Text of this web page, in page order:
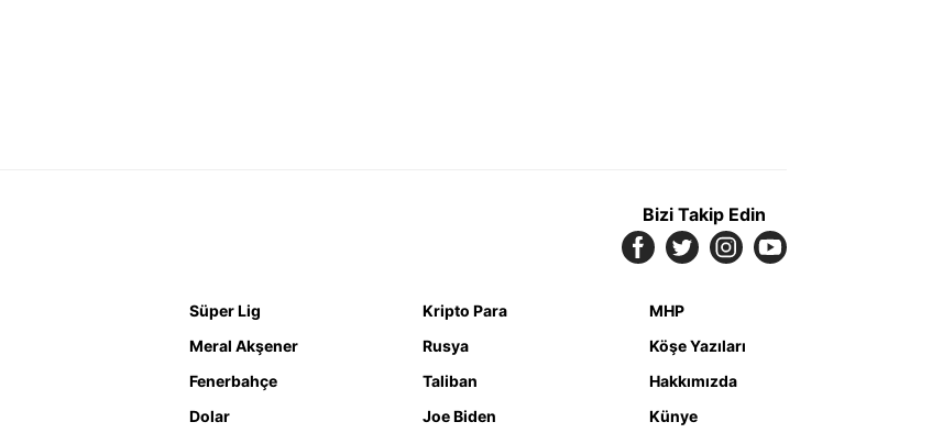
Bizi Takip Edin
Süper Lig
Meral Akşener
Fenerbahçe
Dolar
Kripto Para
Rusya
Taliban
Joe Biden
MHP
Köşe Yazıları
Hakkımızda
Künye